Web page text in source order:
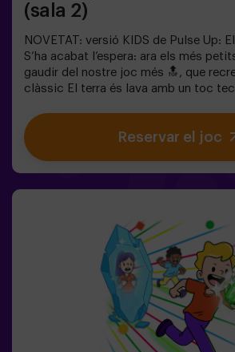
(sala 2)
NOVETAT: versió KIDS de Pulse Up:
S’ha acabat l’espera: ara els més
gaudir del nostre joc més 🔝, que
clàssic El terra és lava amb un toc
estimulen el cos i la ment🎉 Ideal per
aniversaris plens d’emoció🎁 Records
sorpreses per a tots els
puguin descansar, hidratar-se i
de continuar la diversió.Els infants
col·laborar, pensar ràpid i moure’s
superar tots els reptes. Veuran el seu
real a la pantalla i celebraran cada
autèntic èxit! 🏆Una experiència
original per a festes d’aniversari,
simplement per descarregar energia
Reservar el joc